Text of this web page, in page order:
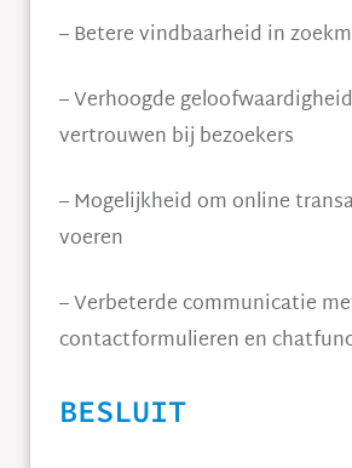
– Betere vindbaarheid in
– Verhoogde
vertrouwen bij bezoekers
– Mogelijkheid om online
voeren
– Verbeterde communicatie
contactformulieren en
BESLUIT